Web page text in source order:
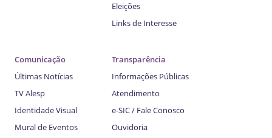
Eleições
Links de Interesse
Comunicação
Últimas Notícias
TV Alesp
Identidade Visual
Mural de Eventos
Transparência
Informações Públicas
Atendimento
e-SIC / Fale Conosco
Ouvidoria